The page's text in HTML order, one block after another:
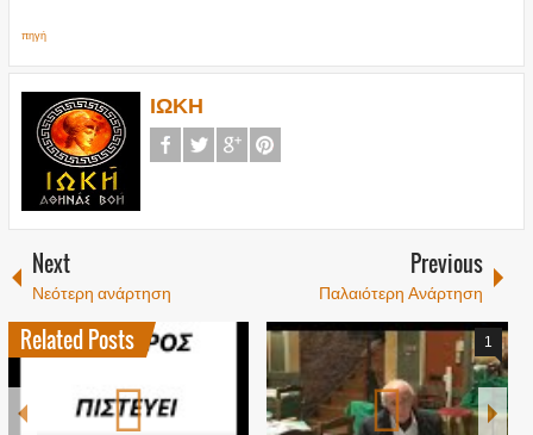
πηγή
ΙΩΚΗ
Next
Νεότερη ανάρτηση
Previous
Παλαιότερη Ανάρτηση
Related Posts 1